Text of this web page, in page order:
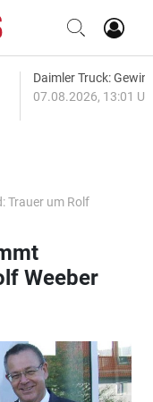
Daimler Truck:
07.08.2026, 13:01
Trauer um Rolf
Weeber